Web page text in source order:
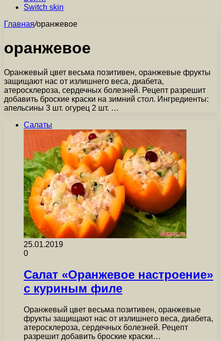
Switch skin
Главная/оранжевое
оранжевое
Оранжевый цвет весьма позитивен, оранжевые фрукты
защищают нас от излишнего веса, диабета,
атеросклероза, сердечных болезней. Рецепт разрешит
добавить броские краски на зимний стол. Ингредиенты:
апельсины 3 шт. огурец 2 шт. …
Салаты
25.01.2019
0
Салат «Оранжевое настроение»
с куриным филе
Оранжевый цвет весьма позитивен, оранжевые
фрукты защищают нас от излишнего веса, диабета,
атеросклероза, сердечных болезней. Рецепт
разрешит добавить броские краски…